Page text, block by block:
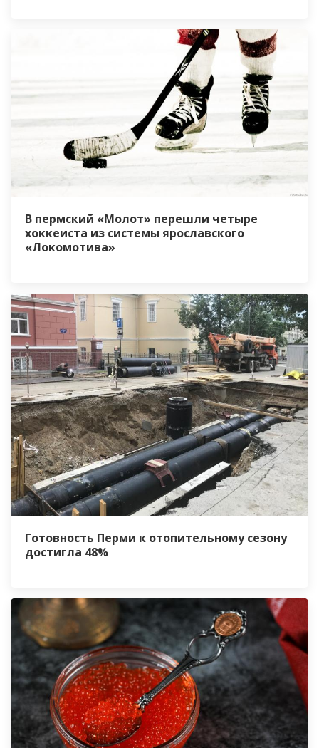
В пермский «Молот» перешли четыре
хоккеиста из системы ярославского
«Локомотива»
Готовность Перми к отопительному сезону
достигла 48%